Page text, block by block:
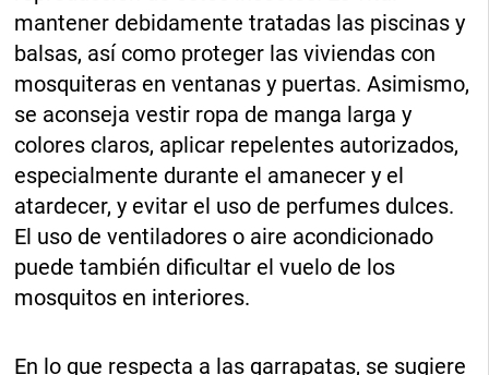
mantener debidamente tratadas las piscinas y
balsas, así como proteger las viviendas con
mosquiteras en ventanas y puertas. Asimismo,
se aconseja vestir ropa de manga larga y
colores claros, aplicar repelentes autorizados,
especialmente durante el amanecer y el
atardecer, y evitar el uso de perfumes dulces.
El uso de ventiladores o aire acondicionado
puede también dificultar el vuelo de los
mosquitos en interiores.
En lo que respecta a las garrapatas, se sugiere